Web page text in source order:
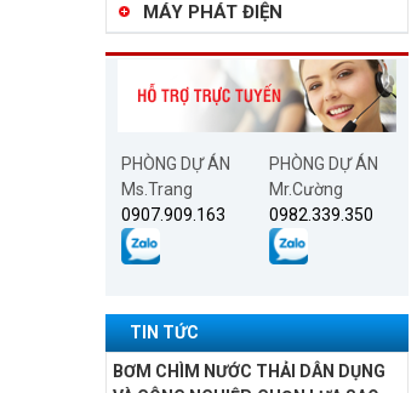
MÁY PHÁT ĐIỆN
PHÒNG DỰ ÁN
Ms.Trang
0907.909.163
PHÒNG DỰ ÁN
Mr.Cường
0982.339.350
TIN TỨC
BƠM CHÌM NƯỚC THẢI DÂN DỤNG